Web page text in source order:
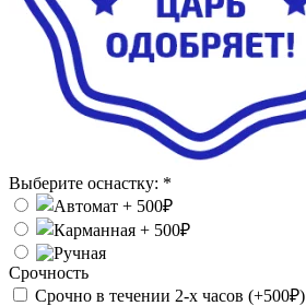
Выберите оснастку: *
Срочность
Срочно в течении 2-х часов (+500₽)